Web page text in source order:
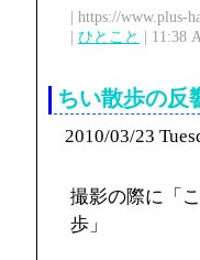
| https://www.plus-
| ひとこと | 11:38
ちい散歩の反
2010/03/23
撮影の際に「
歩」